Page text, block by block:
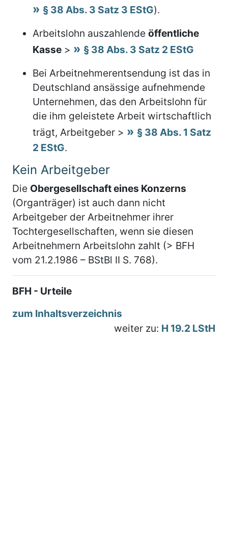
§ 38 Abs. 3 Satz 3 EStG).
Arbeitslohn auszahlende öffentliche
Kasse >
§ 38 Abs. 3 Satz 2 EStG
Bei Arbeitnehmerentsendung ist das in
Deutschland ansässige aufnehmende
Unternehmen, das den Arbeitslohn für
die ihm geleistete Arbeit wirtschaftlich
trägt, Arbeitgeber >
§ 38 Abs. 1 Satz
2 EStG.
Kein Arbeitgeber
Die Obergesellschaft eines Konzerns
(Organträger) ist auch dann nicht
Arbeitgeber der Arbeitnehmer ihrer
Tochtergesellschaften, wenn sie diesen
Arbeitnehmern Arbeitslohn zahlt (> BFH
vom 21.2.1986 – BStBl II S. 768).
BFH - Urteile
zum Inhaltsverzeichnis
weiter zu: H 19.2 LStH